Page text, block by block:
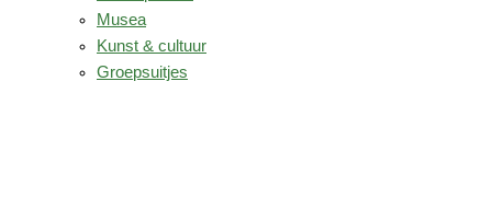
Musea
Kunst & cultuur
Groepsuitjes